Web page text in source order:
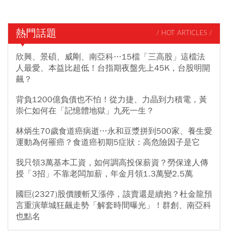
熱門話題 / HOT ARTICLES /
欣興、景碩、威剛、南亞科…15檔「三高股」這檔法
人最愛、本益比超低！台指期夜盤先上45K，台股明開
飆？
背負1200億負債也不怕！從力捷、力晶到力積電，黃
崇仁如何在「記憶體地獄」九死一生？
林炳生70歲食道癌病逝…永和豆漿拼到500家、養生愛
運動為何罹癌？食道癌初期5症狀：高危險因子是它
我只領3萬基本工資，如何調高投保薪資？勞保達人傳
授「3招」不靠老闆加薪，年金月領1.3萬變2.5萬
國巨(2327)股價腰斬又漲停，該賣還是續抱？杜金龍預
言重演華城狂飆走勢「解套時間曝光」！群創、南亞科
也點名